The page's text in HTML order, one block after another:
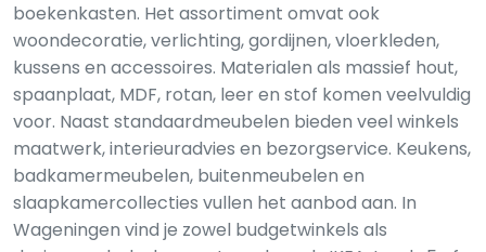
boekenkasten. Het assortiment omvat ook
woondecoratie, verlichting, gordijnen, vloerkleden,
kussens en accessoires. Materialen als massief hout,
spaanplaat, MDF, rotan, leer en stof komen veelvuldig
voor. Naast standaardmeubelen bieden veel winkels
maatwerk, interieuradvies en bezorgservice. Keukens,
badkamermeubelen, buitenmeubelen en
slaapkamercollecties vullen het aanbod aan. In
Wageningen vind je zowel budgetwinkels als